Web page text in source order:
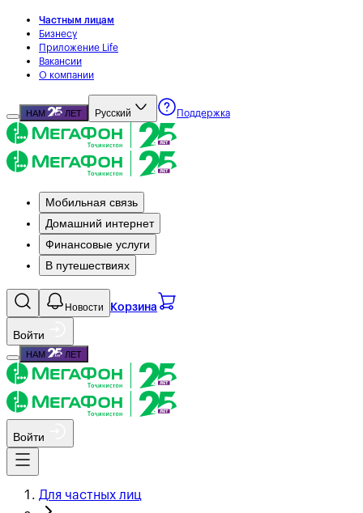
Частным лицам
Бизнесу
Приложение Life
Вакансии
О компании
НАМ ЛЕТ Русский Поддержка
Мобильная связь
Домашний интернет
Финансовые услуги
В путешествиях
Новости Корзина
Войти
НАМ ЛЕТ
Войти
Для частных лиц